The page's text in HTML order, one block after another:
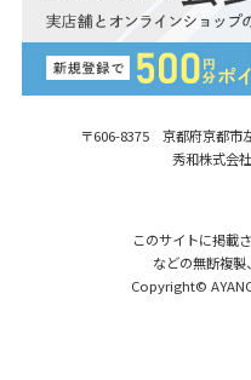
〒606-8375 京都府京都市
秀和株式会
このサイトに掲載
などの無断複製
Copyright©